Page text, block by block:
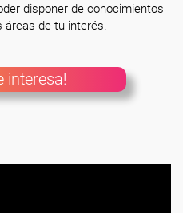
disponer de conocimientos
áreas de tu interés.
interesa!